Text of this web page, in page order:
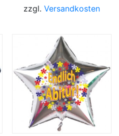
zzgl. Versandkosten